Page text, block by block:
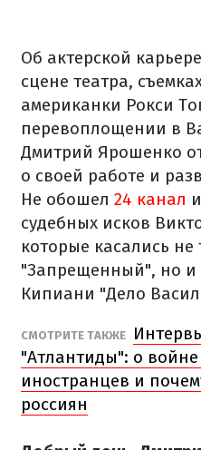
Об актерской
сцене театра,
американки Рокси
перевоплощении в
Дмитрий Ярошенко
о своей работе и
Не обошел 24 канал
судебных исков
которые касались
"Запрещенный", но и
Кипиани "Дело
СМОТРИТЕ ТАКЖЕ
"Атлантиды": о
иностранцев и
россиян